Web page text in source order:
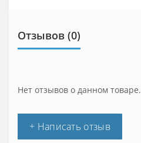
Отзывов (0)
Нет отзывов о данном товаре.
+ Написать отзыв